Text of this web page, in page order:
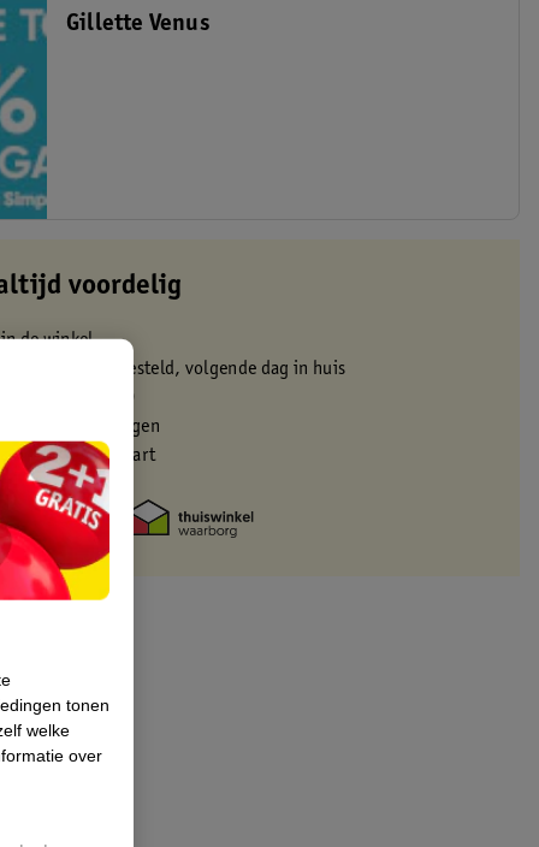
Gillette Venus
voordelig
de winkel
voor 22:00 uur besteld, volgende dag in huis
vanaf 50.00
binnen 30 dagen
je Kruidvat kaart
tonen
welke
over